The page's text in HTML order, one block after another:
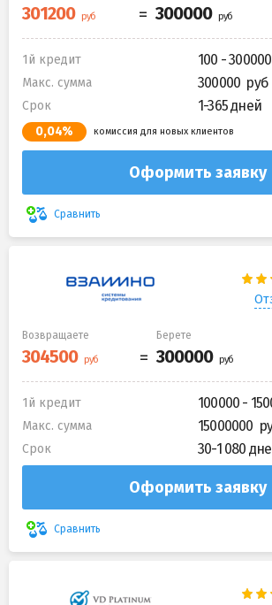
1й кредит 100 - 300000
Макс. сумма 300000
Срок 1-365 дней
0,04% комиссия для новых клиентов
Оформить заявку
Сравнить
Возвращаете Берете
1й кредит 100000 -
Макс. сумма 15000000
Срок 30-1 080
Оформить заявку
Сравнить